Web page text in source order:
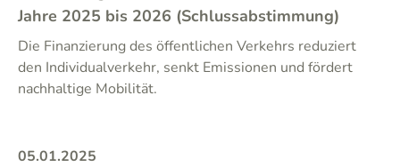
Jahre 2025 bis 2026 (Schlussabstimmung)
Die Finanzierung des öffentlichen Verkehrs reduziert
den Individualverkehr, senkt Emissionen und fördert
nachhaltige Mobilität.
05.01.2025